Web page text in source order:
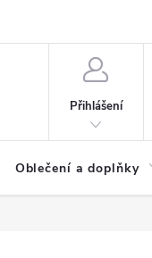
Přihlášení
Oblečení a doplňky